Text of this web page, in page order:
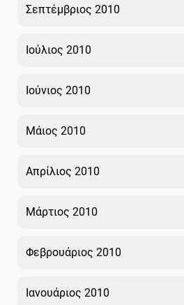
Σεπτέμβριος 2010
Ιούλιος 2010
Ιούνιος 2010
Μάιος 2010
Απρίλιος 2010
Μάρτιος 2010
Φεβρουάριος 2010
Ιανουάριος 2010